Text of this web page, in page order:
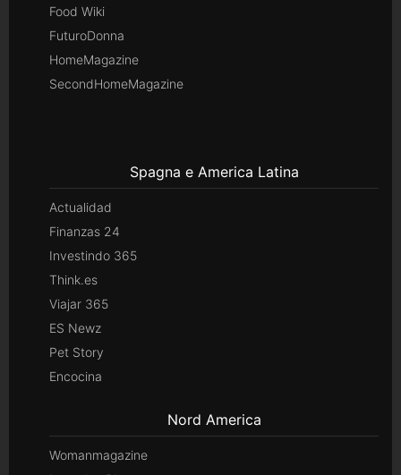
Food Wiki
FuturoDonna
HomeMagazine
SecondHomeMagazine
Spagna e America Latina
Actualidad
Finanzas 24
Investindo 365
Think.es
Viajar 365
ES Newz
Pet Story
Encocina
Nord America
Womanmagazine